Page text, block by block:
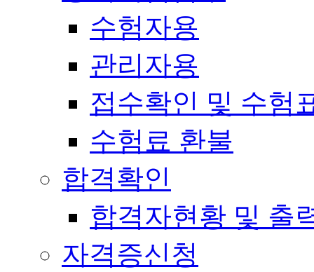
수험자용
관리자용
접수확인 및 수험
수험료 환불
합격확인
합격자현황 및 출
자격증신청